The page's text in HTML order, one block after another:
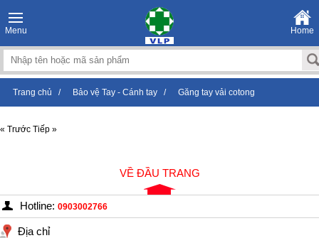
Menu Home
Trang chủ / Bảo vệ Tay - Cánh tay / Găng tay vải cotong
« Trước Tiếp »
VỀ ĐẦU TRANG
Hotline: 0903002766
Địa chỉ